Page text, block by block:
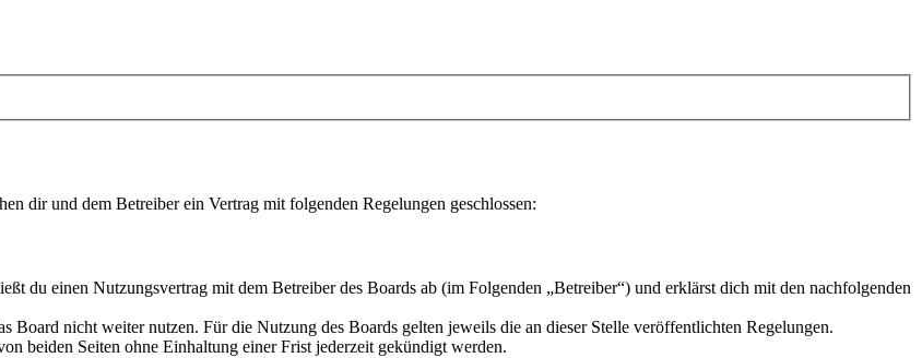
dir und dem Betreiber ein Vertrag mit folgenden Regelungen geschlossen:
du einen Nutzungsvertrag mit dem Betreiber des Boards ab (im Folgenden „Betreiber“) und erklärst dich mit den nachfolgenden
Board nicht weiter nutzen. Für die Nutzung des Boards gelten jeweils die an dieser Stelle veröffentlichten Regelungen.
beiden Seiten ohne Einhaltung einer Frist jederzeit gekündigt werden.